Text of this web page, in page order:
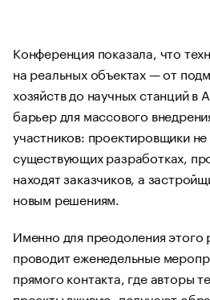
Конференция показала, что
на реальных объектах — от
хозяйств до научных станций в
барьер для массового
участников: проектировщики
существующих разработках,
находят заказчиков, а
новым решениям.
Именно для преодоления
проводит еженедельные
прямого контакта, где авторы